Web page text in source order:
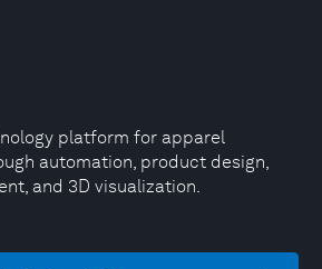
platform for apparel
automation, product design,
and 3D visualization.